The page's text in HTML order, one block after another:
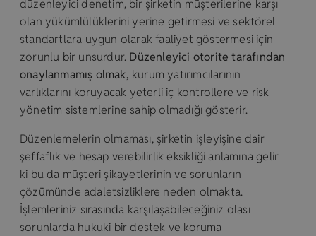
düzenleyici denetim, bir şirketin müşterilerine karşı
olan yükümlülüklerini yerine getirmesi ve sektörel
standartlara uygun olarak faaliyet göstermesi için
zorunlu bir unsurdur. Düzenleyici otorite tarafından
onaylanmamış olmak, kurum yatırımcılarının
varlıklarını koruyacak yeterli iç kontrollere ve risk
yönetim sistemlerine sahip olmadığı gösterir.
Düzenlemelerin olmaması, şirketin işleyişine dair
şeffaflık ve hesap verebilirlik eksikliği anlamına gelir
ki bu da müşteri şikayetlerinin ve sorunların
çözümünde adaletsizliklere neden olmakta.
İşlemleriniz sırasında karşılaşabileceğiniz olası
sorunlarda hukuki bir destek ve koruma